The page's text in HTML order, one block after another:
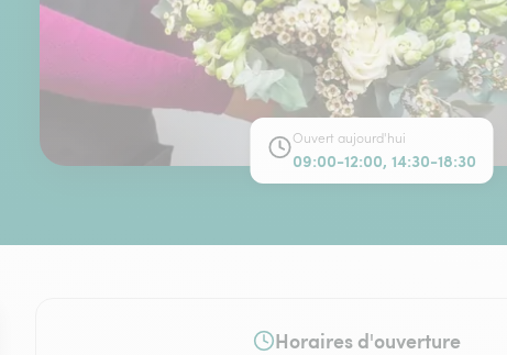
Ouvert aujourd'hui
09:00-12:00, 14:30-18:30
Horaires d'ouverture